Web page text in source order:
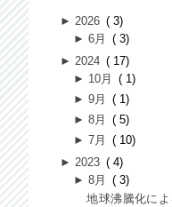
► 2026
3
►6月
3
► 2024
17
► 10月
1
►9月
1
►8月
5
►7月
10
► 2023
4
►8月
3
地球沸騰化に